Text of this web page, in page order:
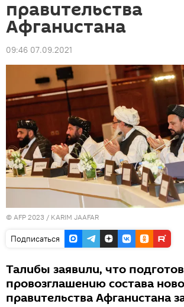
правительства
Афганистана
09:46 07.09.2021
© AFP 2023 / KARIM JAAFAR
Подписаться
Талибы заявили, что
провозглашению состава
правительства Афганистана